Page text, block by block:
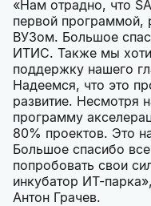
«Нам отрадно, что
первой программой,
ВУЗом. Большое
ИТИС. Также мы
поддержку нашего
Надеемся, что это
развитие. Несмотря
программу
80% проектов. Это
Большое спасибо
попробовать свои
инкубатор ИТ-
Антон Грачев.